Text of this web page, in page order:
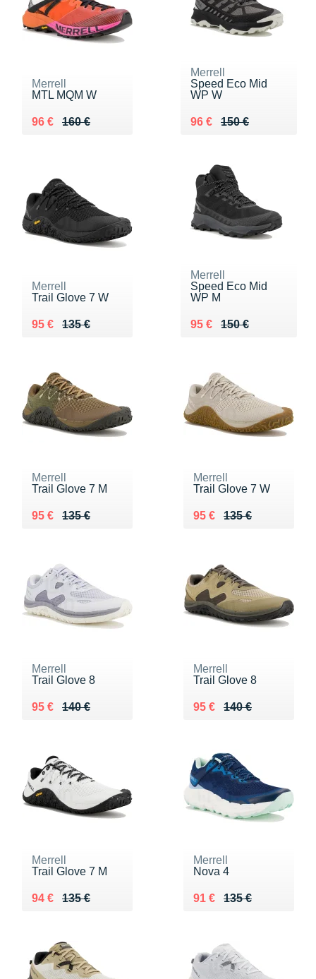
Merrell
MTL MQM W
160 €
Au lieu de 160 €
96 €
Vendu 96 €
Merrell
Speed Eco Mid
WP W
150 €
Au lieu de 150 €
96 €
Vendu 96 €
Merrell
Trail Glove 7 W
135 €
Au lieu de 135 €
95 €
Vendu 95 €
Merrell
Speed Eco Mid
WP M
150 €
Au lieu de 150 €
95 €
Vendu 95 €
Merrell
Trail Glove 7 M
135 €
Au lieu de 135 €
95 €
Vendu 95 €
Merrell
Trail Glove 7 W
135 €
Au lieu de 135 €
95 €
Vendu 95 €
Merrell
Trail Glove 8
140 €
Au lieu de 140 €
95 €
Vendu 95 €
Merrell
Trail Glove 8
140 €
Au lieu de 140 €
95 €
Vendu 95 €
Merrell
Trail Glove 7 M
135 €
Au lieu de 135 €
94 €
Vendu 94 €
Merrell
Nova 4
135 €
Au lieu de 135 €
91 €
Vendu 91 €